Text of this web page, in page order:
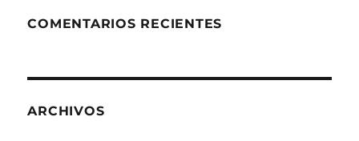
COMENTARIOS RECIENTES
ARCHIVOS